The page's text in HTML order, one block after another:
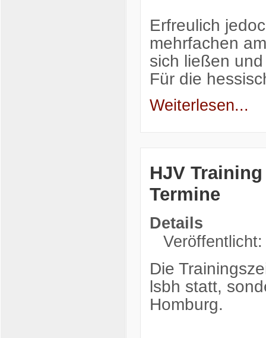
Erfreulich
mehrfachen
sich ließen
Für die
Weiterlesen...
HJV
Termine
Details
Die
lsbh statt,
Homburg.